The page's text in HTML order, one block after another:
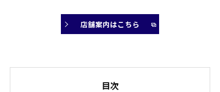
店舗案内はこちら
目次